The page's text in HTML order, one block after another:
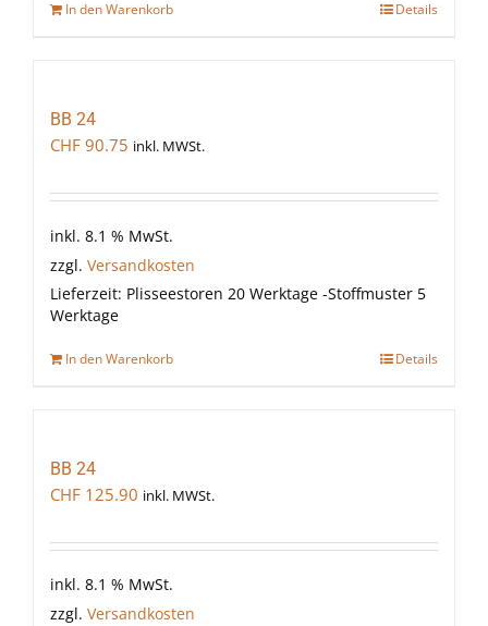
In den Warenkorb Details
BB 24
CHF 90.75 inkl. MWSt.
inkl. 8.1 % MwSt.
zzgl. Versandkosten
Lieferzeit: Plisseestoren 20 Werktage -Stoffmuster 5
Werktage
In den Warenkorb Details
BB 24
CHF 125.90 inkl. MWSt.
inkl. 8.1 % MwSt.
zzgl. Versandkosten